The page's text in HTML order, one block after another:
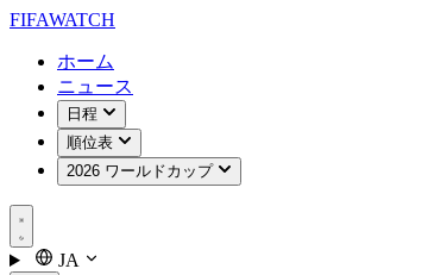
FIFAWATCH
ホーム
ニュース
日程
順位表
2026 ワールドカップ
JA